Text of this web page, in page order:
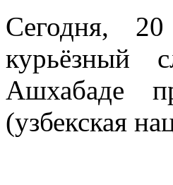
Сегодня,
курьёзный
Ашхабаде
(узбекская